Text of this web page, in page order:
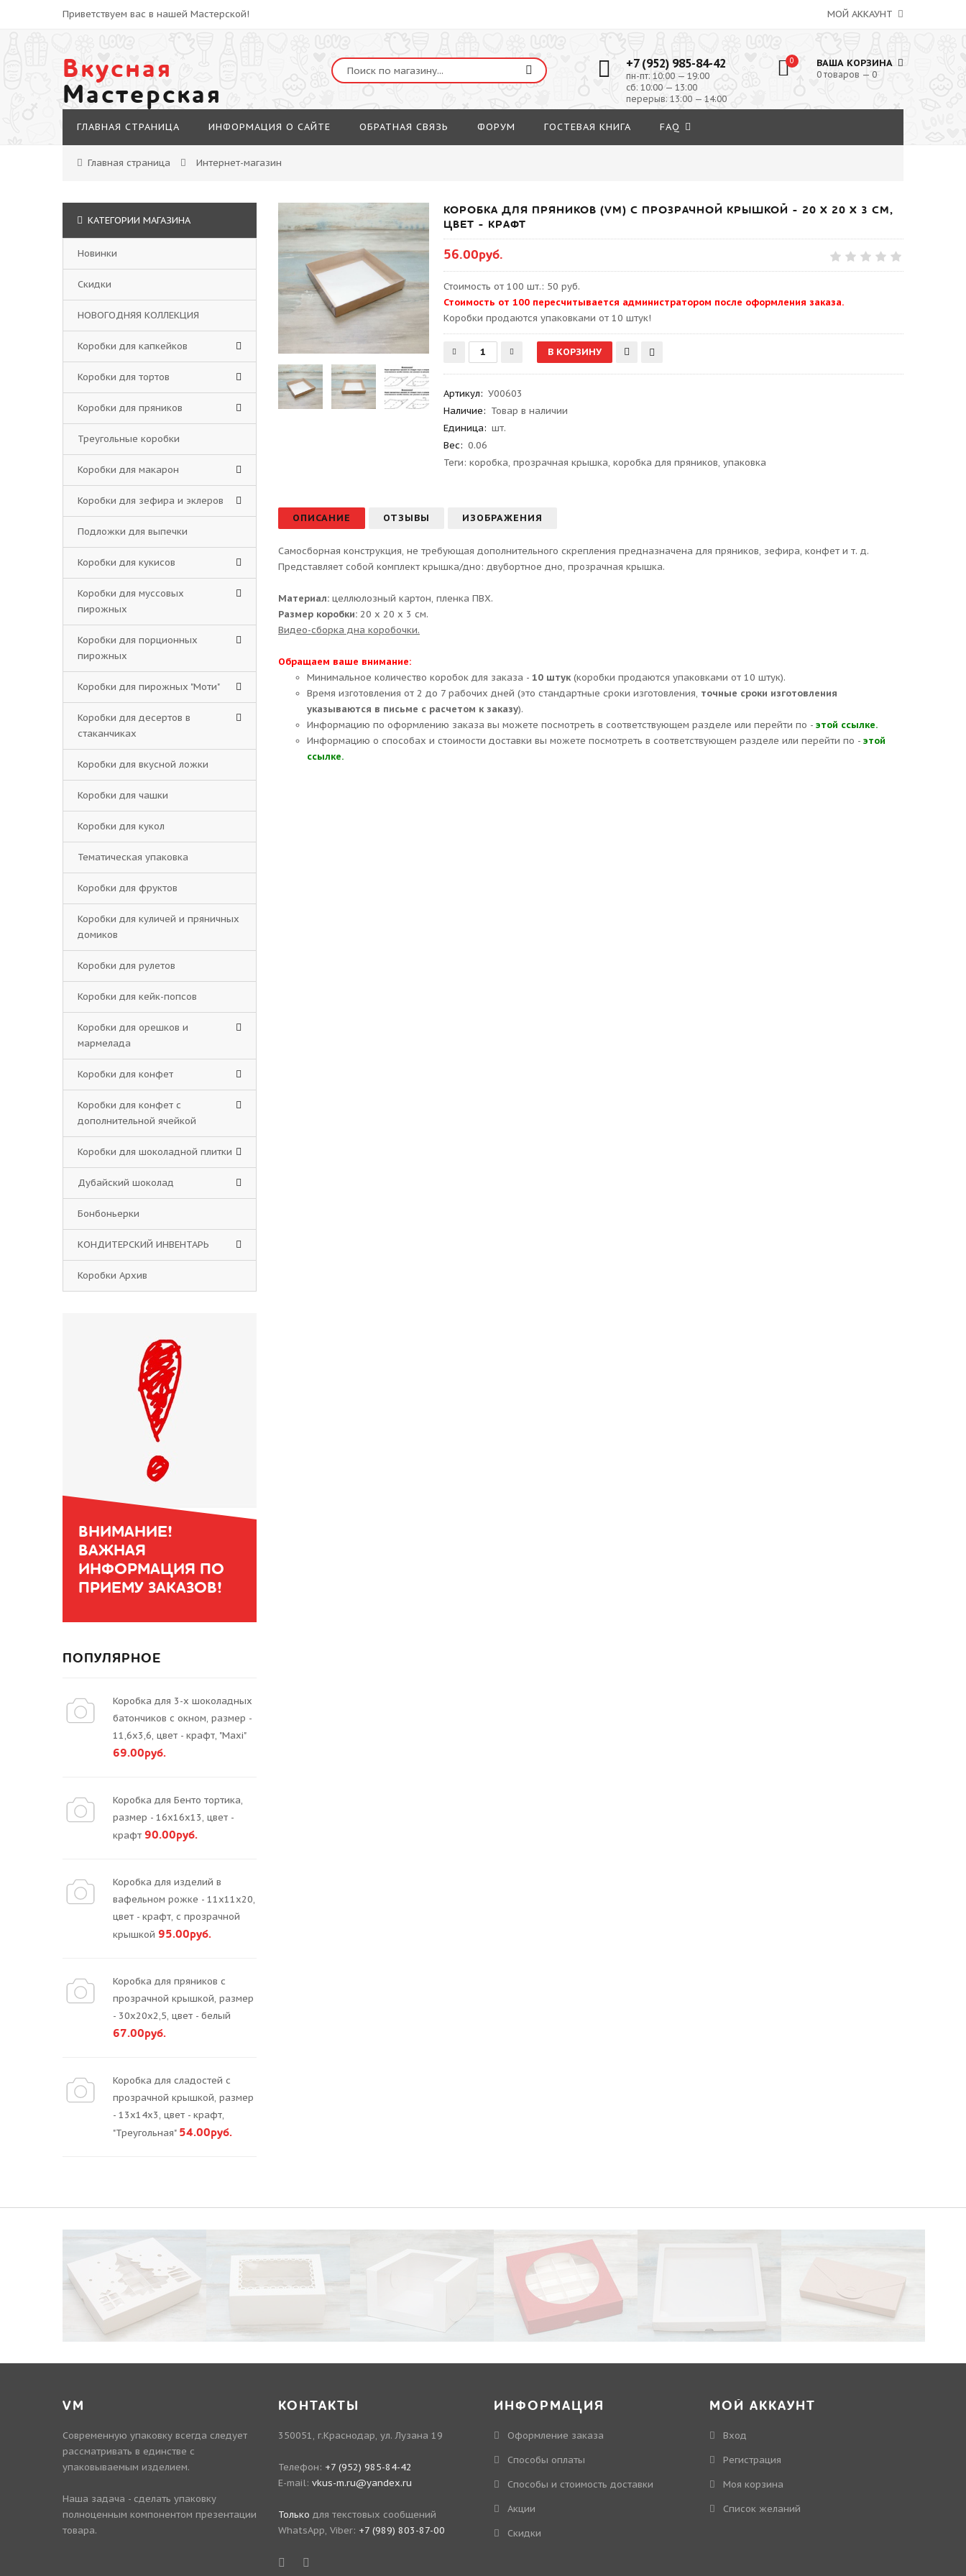
Приветствуем вас в нашей Мастерской! МОЙ АККАУНТ
Вкусная
Мастерская
+7 (952) 985-84-42
пн-пт: 10:00 — 19:00
сб: 10:00 — 13:00
перерыв: 13:00 — 14:00
0 ВАША КОРЗИНА
0 товаров — 0
ГЛАВНАЯ СТРАНИЦА ИНФОРМАЦИЯ О САЙТЕ ОБРАТНАЯ СВЯЗЬ ФОРУМ ГОСТЕВАЯ КНИГА FAQ
Главная страница Интернет-магазин
КОРОБКА ДЛЯ ПРЯНИКОВ (VM) С ПРОЗРАЧНОЙ КРЫШКОЙ - 20 Х 20 Х 3 СМ,
ЦВЕТ - КРАФТ
56.00руб.
Стоимость от 100 шт.: 50 руб.
Стоимость от 100 пересчитывается администратором после оформления заказа.
Kоробки продаются упаковками от 10 штук!
Артикул: У00603
Наличие: Товар в наличии
Единица: шт.
Вес: 0.06
Теги:коробка,прозрачная крышка,коробка для пряников,упаковка
ОПИСАНИЕ ОТЗЫВЫ ИЗОБРАЖЕНИЯ
Самосборная конструкция, не требующая дополнительного скрепления предназначена для пряников, зефира, конфет и т. д.
Представляет собой комплект крышка/дно: двубортное дно, прозрачная крышка.
Материал: целлюлозный картон, пленка ПВХ.
Размер коробки: 20 х 20 х 3 см.
Видео-сборка дна коробочки.
Обращаем ваше внимание:
Минимальное количество коробок для заказа -10 штук(коробки продаются упаковками от 10 штук).
Время изготовления от 2 до 7 рабочих дней (это стандартные сроки изготовления, точные сроки изготовления
указываются в письме с расчетом к заказу).
Информацию по оформлению заказа вы можете посмотреть в соответствующем разделе или перейти по -этой ссылке.
Информацию о способах и стоимости доставки вы можете посмотреть в соответствующем разделе или перейти по -этой
ссылке.
КАТЕГОРИИ МАГАЗИНА
Новинки
Скидки
НОВОГОДНЯЯ КОЛЛЕКЦИЯ
Коробки для капкейков
Коробки для тортов
Коробки для пряников
Треугольные коробки
Коробки для макарон
Коробки для зефира и эклеров
Подложки для выпечки
Коробки для кукисов
Коробки для муссовых
пирожных
Коробки для порционных
пирожных
Коробки для пирожных "Моти"
Коробки для десертов в
стаканчиках
Коробки для вкусной ложки
Коробки для чашки
Коробки для кукол
Тематическая упаковка
Коробки для фруктов
Коробки для куличей и пряничных
домиков
Коробки для рулетов
Коробки для кейк-попсов
Коробки для орешков и
мармелада
Коробки для конфет
Коробки для конфет с
дополнительной ячейкой
Коробки для шоколадной плитки
Дубайский шоколад
Бонбоньерки
КОНДИТЕРСКИЙ ИНВЕНТАРЬ
Коробки Архив
ВНИМАНИЕ!
ВАЖНАЯ
ИНФОРМАЦИЯ ПО
ПРИЕМУ ЗАКАЗОВ!
ПОПУЛЯРНОЕ
Коробка для 3-х шоколадных
батончиков с окном, размер -
11,6х3,6, цвет - крафт, "Maxi"
69.00руб.
Коробка для Бенто тортика,
размер - 16х16х13, цвет -
крафт 90.00руб.
Коробка для изделий в
вафельном рожке - 11х11х20,
цвет - крафт, с прозрачной
крышкой 95.00руб.
Коробка для пряников с
прозрачной крышкой, размер
- 30х20х2,5, цвет - белый
67.00руб.
Коробка для сладостей с
прозрачной крышкой, размер
- 13х14х3, цвет - крафт,
"Треугольная" 54.00руб.
VM
Современную упаковку всегда следует
рассматривать в единстве с
упаковываемым изделием.
Наша задача - сделать упаковку
полноценным компонентом презентации
товара.
КОНТАКТЫ
350051, г.Краснодар, ул. Лузана 19
Телефон: +7 (952) 985-84-42
E-mail: vkus-m.ru@yandex.ru
Только для текстовых сообщений
WhatsApp, Viber: +7 (989) 803-87-00
ИНФОРМАЦИЯ
Оформление заказа
Способы оплаты
Способы и стоимость доставки
Акции
Скидки
МОЙ АККАУНТ
Вход
Регистрация
Моя корзина
Cписок желаний